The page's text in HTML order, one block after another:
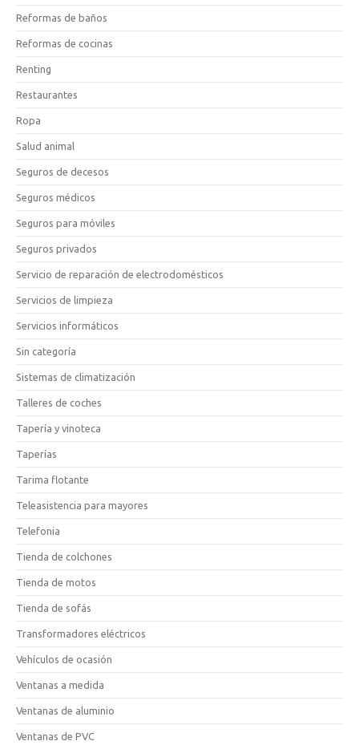
Reformas de baños
Reformas de cocinas
Renting
Restaurantes
Ropa
Salud animal
Seguros de decesos
Seguros médicos
Seguros para móviles
Seguros privados
Servicio de reparación de electrodomésticos
Servicios de limpieza
Servicios informáticos
Sin categoría
Sistemas de climatización
Talleres de coches
Tapería y vinoteca
Taperías
Tarima flotante
Teleasistencia para mayores
Telefonia
Tienda de colchones
Tienda de motos
Tienda de sofás
Transformadores eléctricos
Vehículos de ocasión
Ventanas a medida
Ventanas de aluminio
Ventanas de PVC